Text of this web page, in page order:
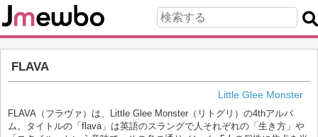
FLAVA
Little Glee Monster
FLAVA（フラヴァ）は、Little Glee Monster（リトグリ）の4thアルバ
ム。タイトルの「flava」は英語のスラングで人それぞれの「生き方」や